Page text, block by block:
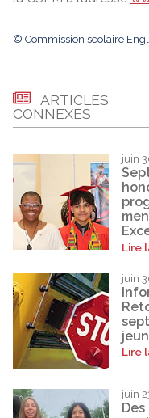
© Commission scolaire
ARTICLES
CONNEXES
juin
Lire
juin
Lire
juin